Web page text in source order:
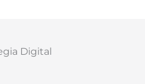
Digital